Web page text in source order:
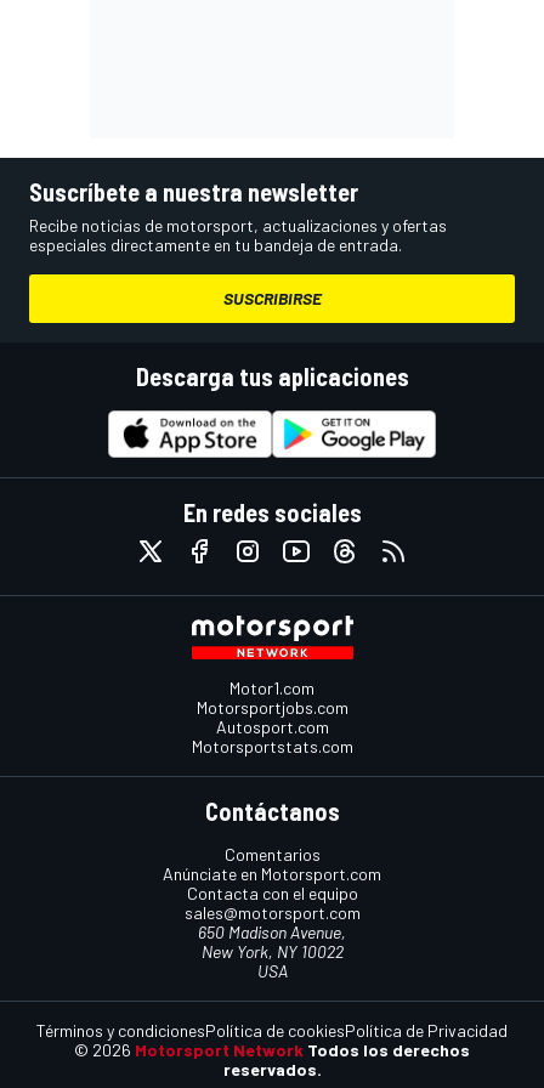
Suscríbete a nuestra newsletter
Recibe noticias de motorsport, actualizaciones y ofertas
especiales directamente en tu bandeja de entrada.
SUSCRIBIRSE
Descarga tus aplicaciones
En redes sociales
Motor1.com
Motorsportjobs.com
Autosport.com
Motorsportstats.com
Contáctanos
Comentarios
Anúnciate en Motorsport.com
Contacta con el equipo
sales@motorsport.com
650 Madison Avenue,
New York, NY 10022
USA
© 2026 Motorsport Network Todos los derechos
reservados.
Términos y condicionesPolítica de cookiesPolítica de Privacidad